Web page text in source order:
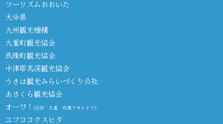
ツーリズムおおいた
大分県
九州観光機構
九重町観光協会
玖珠町観光協会
中津耶馬渓観光協会
うきは観光みらいづくり公社
あさくら観光協会
オーワ！ (日田・九重・玖珠アウトドア)
ユフココクスヒタ